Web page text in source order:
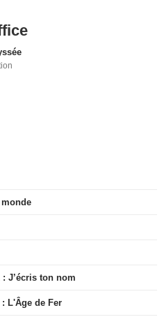
J’écris ton nom
L'Âge de Fer